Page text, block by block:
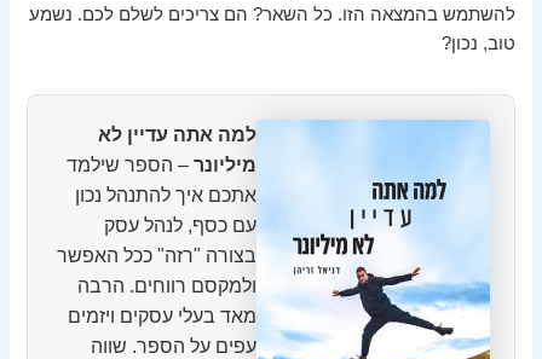
להשתמש בהמצאה הזו. כל השאר? הם צריכים לשלם לכם. נשמע
טוב, נכון?
למה אתה עדיין לא
מיליונר – הספר שילמד
אתכם איך להתנהל נכון
עם כסף, לנהל עסק
בצורה "רזה" ככל האפשר
ולמקסם רווחים. הרבה
מאד בעלי עסקים ויזמים
עפים על הספר. שווה